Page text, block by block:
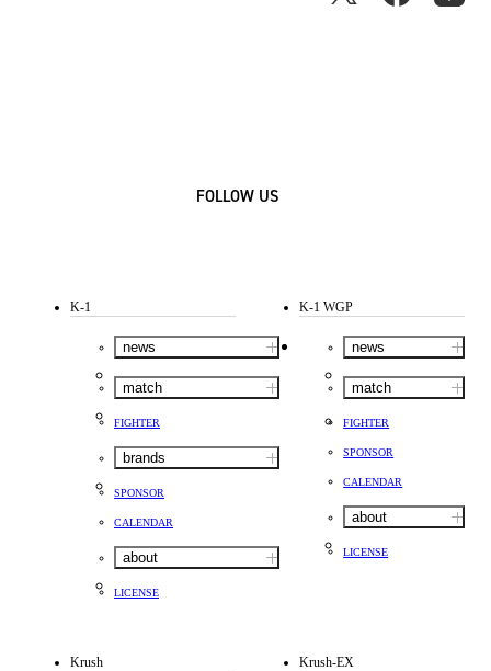
FOLLOW US
K-1
news
match
FIGHTER
brands
SPONSOR
CALENDAR
about
LICENSE
K-1 WGP
news
match
FIGHTER
SPONSOR
CALENDAR
about
LICENSE
Krush Krush-EX